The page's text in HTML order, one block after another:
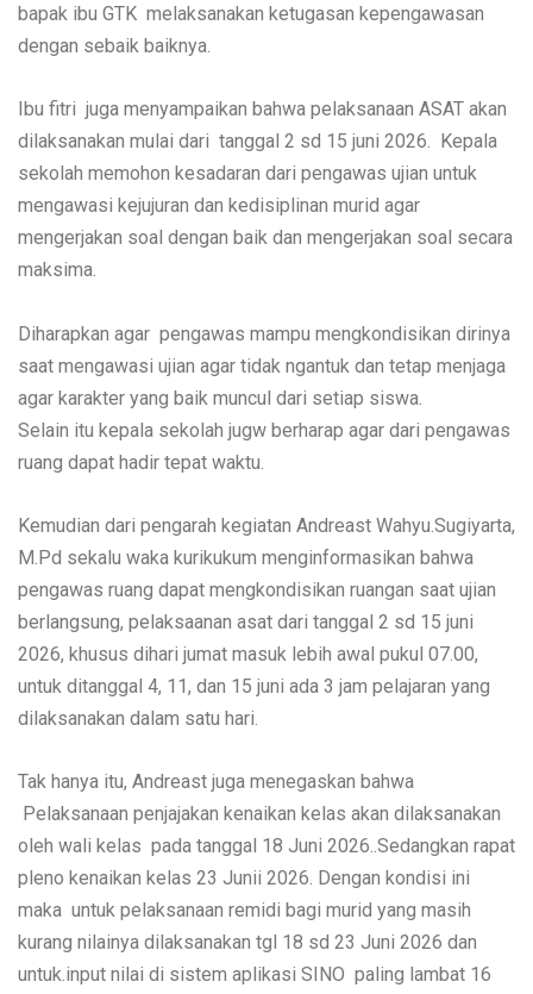
bapak ibu GTK melaksanakan ketugasan kepengawasan
dengan sebaik baiknya.
Ibu fitri juga menyampaikan bahwa pelaksanaan ASAT akan
dilaksanakan mulai dari tanggal 2 sd 15 juni 2026. Kepala
sekolah memohon kesadaran dari pengawas ujian untuk
mengawasi kejujuran dan kedisiplinan murid agar
mengerjakan soal dengan baik dan mengerjakan soal secara
maksima.
Diharapkan agar pengawas mampu mengkondisikan dirinya
saat mengawasi ujian agar tidak ngantuk dan tetap menjaga
agar karakter yang baik muncul dari setiap siswa.
Selain itu kepala sekolah jugw berharap agar dari pengawas
ruang dapat hadir tepat waktu.
Kemudian dari pengarah kegiatan Andreast Wahyu.Sugiyarta,
M.Pd sekalu waka kurikukum menginformasikan bahwa
pengawas ruang dapat mengkondisikan ruangan saat ujian
berlangsung, pelaksaanan asat dari tanggal 2 sd 15 juni
2026, khusus dihari jumat masuk lebih awal pukul 07.00,
untuk ditanggal 4, 11, dan 15 juni ada 3 jam pelajaran yang
dilaksanakan dalam satu hari.
Tak hanya itu, Andreast juga menegaskan bahwa
Pelaksanaan penjajakan kenaikan kelas akan dilaksanakan
oleh wali kelas pada tanggal 18 Juni 2026..Sedangkan rapat
pleno kenaikan kelas 23 Junii 2026. Dengan kondisi ini
maka untuk pelaksanaan remidi bagi murid yang masih
kurang nilainya dilaksanakan tgl 18 sd 23 Juni 2026 dan
untuk.input nilai di sistem aplikasi SINO paling lambat 16